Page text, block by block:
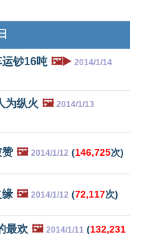
钞16吨 🖼️▶️ 2014/1/14
为纵火 🖼️ 2014/1/13
🖼️ 2014/1/12 (146,725次)
缘 🖼️ 2014/1/12 (72,117次)
最欢 🖼️ 2014/1/11 (132,231